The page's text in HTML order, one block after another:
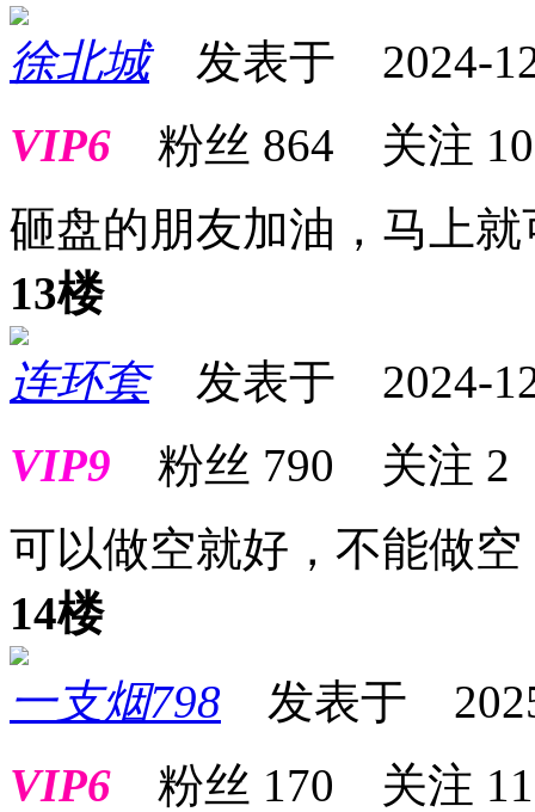
徐北城发表于 2024-
VIP6 粉丝 864 关注
砸盘的朋友加油，马上
13楼
连环套发表于 2024-
VIP9 粉丝 790 关注 2
可以做空就好，不能做空
14楼
一支烟798 发表于
VIP6 粉丝 170 关注 11